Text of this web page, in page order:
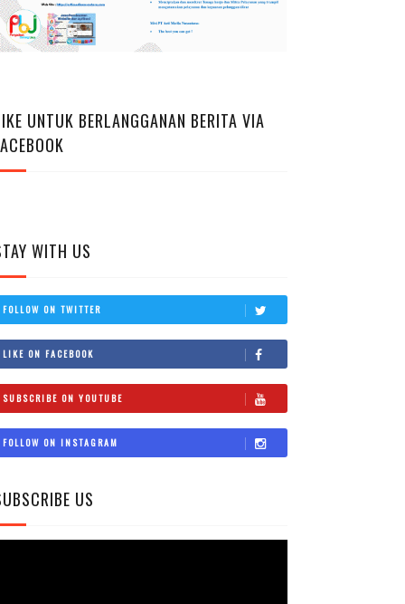
UNTUK BERLANGGANAN BERITA VIA
WITH US
FOLLOW ON TWITTER
LIKE ON FACEBOOK
SUBSCRIBE ON YOUTUBE
FOLLOW ON INSTAGRAM
US